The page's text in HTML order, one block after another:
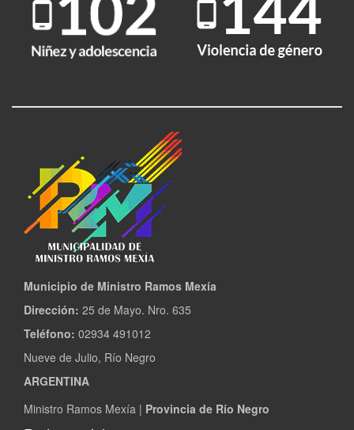
Municipio de Ministro Ramos Mexía
Dirección: 25 de Mayo. Nro. 635
Teléfono: 02934 491012
Nueve de Julio, Río Negro
ARGENTINA
Ministro Ramos Mexía | Provincia de Río Negro